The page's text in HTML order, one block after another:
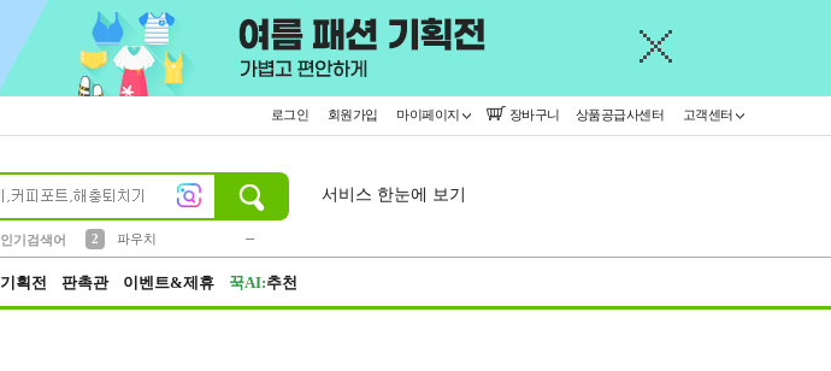
로그인 회원가입 마이페이지 장바구니 상품공급사센터 고객센터
인기검색어
2
파우치
서비스 한눈에 보기
기획전 판촉관 이벤트&제휴 꾹AI:추천